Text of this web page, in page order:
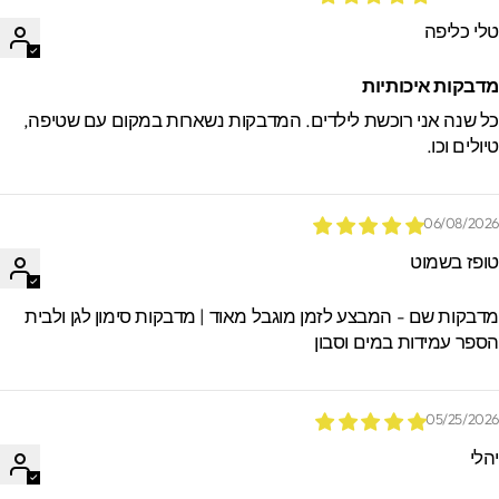
כליפה
איכותיות
שנה אני רוכשת לילדים. המדבקות נשארות במקום עם שטיפה,
וכו.
06/08/
בשמוט
שם - המבצע לזמן מוגבל מאוד | מדבקות סימון לגן ולבית
עמידות במים וסבון
05/25/